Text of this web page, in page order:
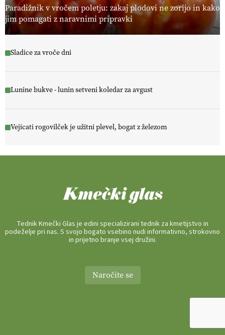
Paradižnik v vročem poletju: zakaj plodovi ne zorijo in kako
jim pomagati z naravnimi pripravki
Sladice za vroče dni
Lunine bukve - lunin setveni koledar za avgust
Vejicati rogovilček je užitni plevel, bogat z železom
Tednik Kmečki Glas je edini specializirani tednik za kmetijstvo in
podeželje pri nas. S svojo bogato vsebino nudi informativno, strokovno
in prijetno branje vsej družini.
Naročite se